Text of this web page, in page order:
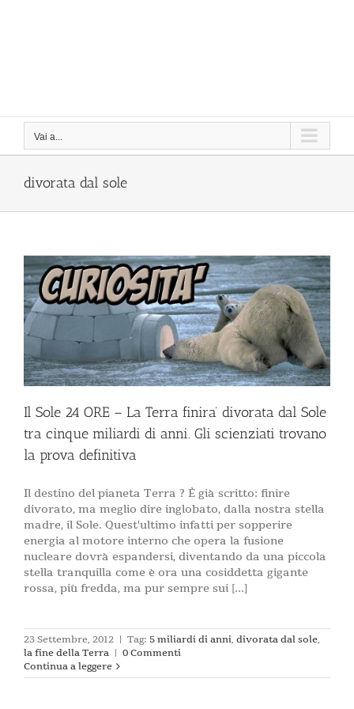
Vai a...
divorata dal sole
Il Sole 24 ORE – La Terra finira’ divorata dal Sole
tra cinque miliardi di anni. Gli scienziati trovano
la prova definitiva
Il destino del pianeta Terra ? È già scritto: finire
divorato, ma meglio dire inglobato, dalla nostra stella
madre, il Sole. Quest'ultimo infatti per sopperire
energia al motore interno che opera la fusione
nucleare dovrà espandersi, diventando da una piccola
stella tranquilla come è ora una cosiddetta gigante
rossa, più fredda, ma pur sempre sui [...]
23 Settembre, 2012 | Tag: 5 miliardi di anni, divorata dal sole,
la fine della Terra | 0 Commenti
Continua a leggere